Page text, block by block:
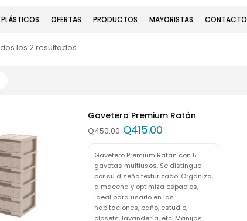
OFERTAS PRODUCTOS MAYORISTAS CONTACTO
los 2 resultados
Gavetero Premium Ratán
Q450.00 Q415.00
Gavetero Premium Ratán con 5
gavetas multiusos. Se distingue
por su diseño texturizado. Organiza,
almacena y optimiza espacios,
ideal para usarlo en las
habitaciones, baño, estudio,
closets, lavandería, etc. Manijas